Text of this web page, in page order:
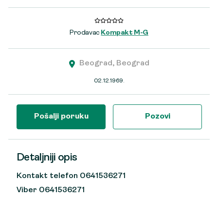
Prodavac Kompakt M-G
Beograd, Beograd
02.12.1969.
Pošalji poruku Pozovi
Detaljniji opis
Kontakt telefon 0641536271
Viber 0641536271